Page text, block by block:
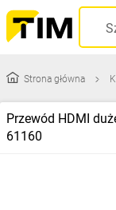
Strona główna
Przewód HDMI
61160